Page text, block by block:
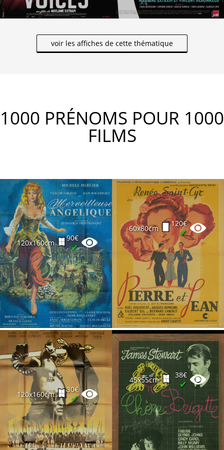
voir les affiches de cette thématique
1000 PRÉNOMS POUR 1000
FILMS
120x160cm
90€
✔
60x80cm
120€
✔
120x160cm
30€
✔
45x55cm
38€
✔